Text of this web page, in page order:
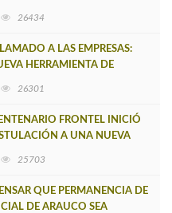
26434
A LAS EMPRESAS:
HERRAMIENTA DE
26301
FRONTEL INICIÓ
A UNA NUEVA
25703
QUE PERMANENCIA DE
DE ARAUCO SEA